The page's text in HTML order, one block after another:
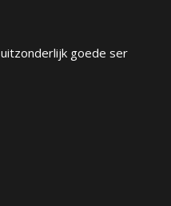
goede ser